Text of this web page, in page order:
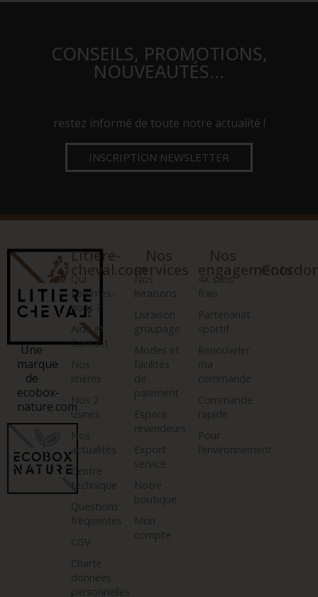
CONSEILS, PROMOTIONS,
NOUVEAUTÉS…
restez informé de toute notre actualité !
INSCRIPTION NEWSLETTER
Une
marque
de
ecobox-
nature.com
Litiere-
cheval.com
Qui
sommes-
nous ?
Aide et
Contact
Nos
litières
Nos 2
usines
Nos
actualités
Centre
technique
Questions
fréquentes
CGV
Charte
données
personnelles
Nos
services
Nos
livraisons
Livraison
groupage
Modes et
facilités
de
paiement
Espace
revendeurs
Export
service
Notre
boutique
Mon
compte
Nos
engagements
4X sans
frais
Partenariat
sportif
Renouveler
ma
commande
Commande
rapide
Pour
l’environnement